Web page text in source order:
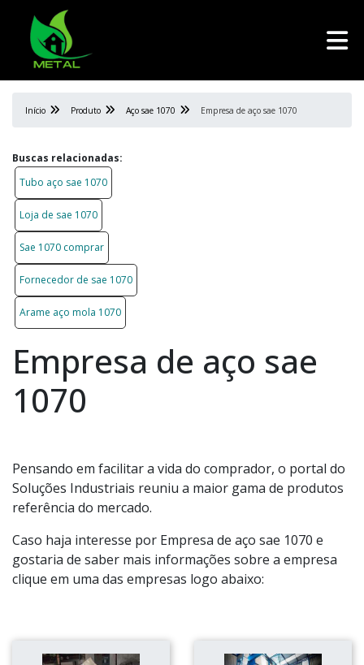
Início Produto Aço sae 1070 Empresa de aço sae 1070
Buscas relacionadas:
Tubo aço sae 1070
Loja de sae 1070
Sae 1070 comprar
Fornecedor de sae 1070
Arame aço mola 1070
Empresa de aço sae
1070
Pensando em facilitar a vida do comprador, o portal do
Soluções Industriais reuniu a maior gama de produtos
referência do mercado.
Caso haja interesse por Empresa de aço sae 1070 e
gostaria de saber mais informações sobre a empresa
clique em uma das empresas logo abaixo: